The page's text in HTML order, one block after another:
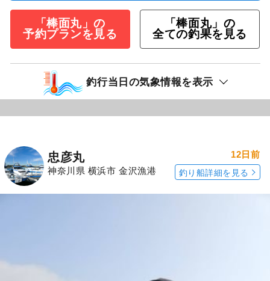
「棒面丸」の
予約プランを見る
「棒面丸」の
全ての釣果を見る
釣行当日の気象情報を表示
忠彦丸
神奈川県 横浜市 金沢漁港
12日前
釣り船詳細を見る